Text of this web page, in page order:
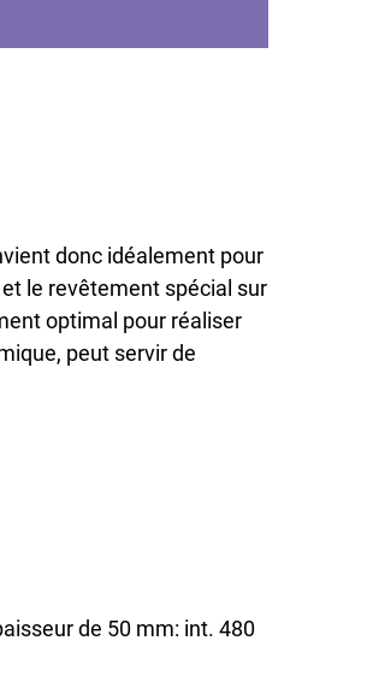
donc idéalement pour
le revêtement spécial sur
optimal pour réaliser
peut servir de
de 50 mm: int. 480